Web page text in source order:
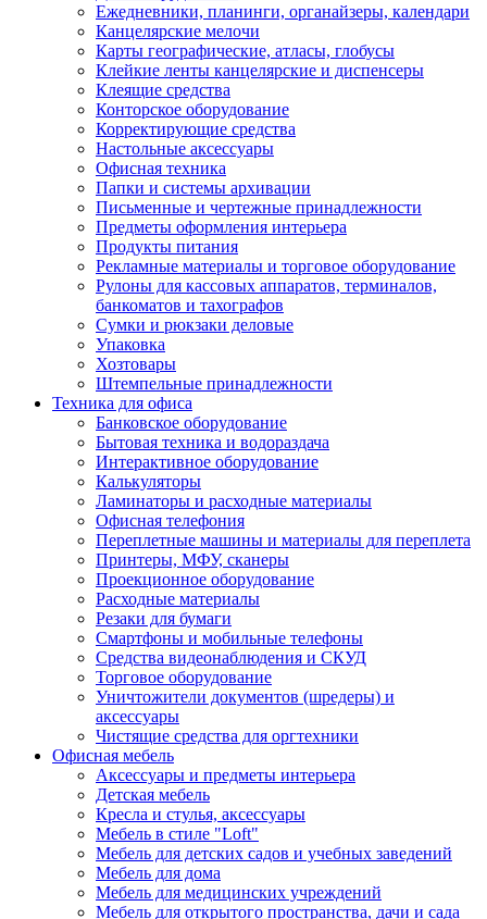
Ежедневники, планинги, органайзеры, календари
Канцелярские мелочи
Карты географические, атласы, глобусы
Клейкие ленты канцелярские и диспенсеры
Клеящие средства
Конторское оборудование
Корректирующие средства
Настольные аксессуары
Офисная техника
Папки и системы архивации
Письменные и чертежные принадлежности
Предметы оформления интерьера
Продукты питания
Рекламные материалы и торговое оборудование
Рулоны для кассовых аппаратов, терминалов,
банкоматов и тахографов
Сумки и рюкзаки деловые
Упаковка
Хозтовары
Штемпельные принадлежности
Техника для офиса
Банковское оборудование
Бытовая техника и водораздача
Интерактивное оборудование
Калькуляторы
Ламинаторы и расходные материалы
Офисная телефония
Переплетные машины и материалы для переплета
Принтеры, МФУ, сканеры
Проекционное оборудование
Расходные материалы
Резаки для бумаги
Смартфоны и мобильные телефоны
Средства видеонаблюдения и СКУД
Торговое оборудование
Уничтожители документов (шредеры) и
аксессуары
Чистящие средства для оргтехники
Офисная мебель
Аксессуары и предметы интерьера
Детская мебель
Кресла и стулья, аксессуары
Мебель в стиле "Loft"
Мебель для детских садов и учебных заведений
Мебель для дома
Мебель для медицинских учреждений
Мебель для открытого пространства, дачи и сада